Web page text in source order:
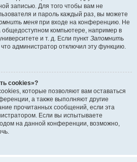
записью. Для того чтобы вам не
и пароль каждый раз, вы можете
меня при входе на конференцию. Не
общедоступном компьютере, например в
и т. д. Если пункт Запомнить
что администратор отключил эту функцию.
cookies»?
которые позволяют вам оставаться
а также выполняют другие
прочитанных сообщений, если эта
Если вы испытываете
на данной конференции, возможно,